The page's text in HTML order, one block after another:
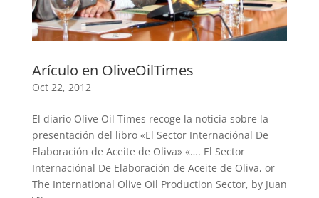
Arículo en OliveOilTimes
Oct 22, 2012
El diario Olive Oil Times recoge la noticia sobre la
presentación del libro «El Sector Internaciónal De
Elaboración de Aceite de Oliva» «…. El Sector
Internaciónal De Elaboración de Aceite de Oliva, or
The International Olive Oil Production Sector, by Juan